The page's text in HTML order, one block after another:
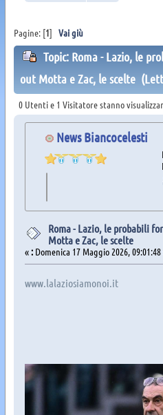
Pagine: [1] Vai giù
Topic: Roma - Lazio, le
out Motta e Zac, le scelte
0 Utenti e 1 Visitatore stanno
News Biancocelesti
Roma - Lazio, le probabili
Motta e Zac, le scelte
«:Domenica 17 Maggio 2026, 09:01:48
www.lalaziosiamonoi.it